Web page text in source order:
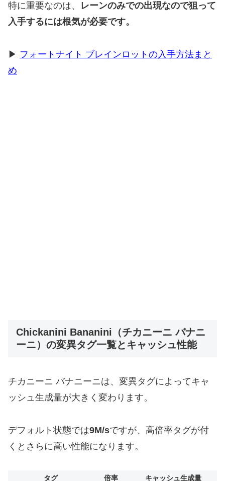
特に重要なのは、 レーンのみでの出現なので狙って
入手するには根気が必要です。
▶ フォートナイト ブレインロットの入手方法まと
め
Chickanini Bananini（チカニーニ バナニ
ーニ）の変異タグ一覧とキャッシュ性能
チカニーニ バナニーニは、変異タグによってキャ
ッシュ生成量が大きく変わります。
デフォルト状態では9M/sですが、高倍率タグが付
くとさらに高い性能になります。
タグ 倍率 キャッシュ生成量